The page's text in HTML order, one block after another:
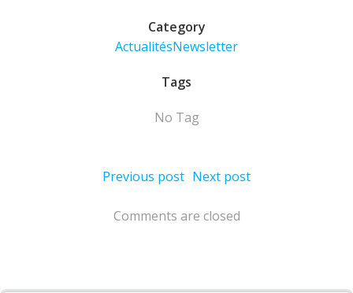
Category
ActualitésNewsletter
Tags
No Tag
Post
navigation
Previous post Post
navigation
Next post
Comments are closed